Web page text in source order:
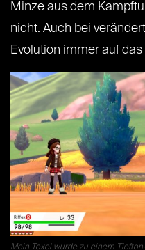
Minze aus dem
nicht. Auch bei
Evolution immer auf
Mein Toxel wurde zu einem